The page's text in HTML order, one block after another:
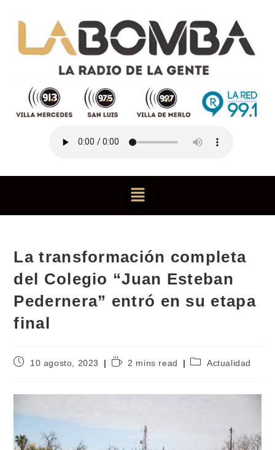
La transformación completa
del Colegio “Juan Esteban
Pedernera” entró en su etapa
final
10 agosto, 2023 2 mins read Actualidad